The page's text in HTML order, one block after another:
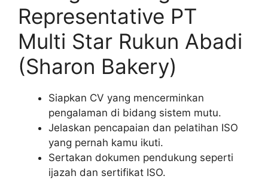
Representative PT
Multi Star Rukun Abadi
(Sharon Bakery)
Siapkan CV yang mencerminkan
pengalaman di bidang sistem mutu.
Jelaskan pencapaian dan pelatihan ISO
yang pernah kamu ikuti.
Sertakan dokumen pendukung seperti
ijazah dan sertifikat ISO.